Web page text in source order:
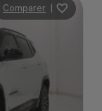
Comparer |